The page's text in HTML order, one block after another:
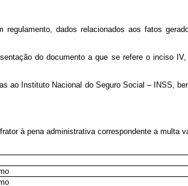
dados relacionados aos fatos
do documento a que se refere o inciso
ao Instituto Nacional do Seguro Social – INSS,
à pena administrativa correspondente a multa